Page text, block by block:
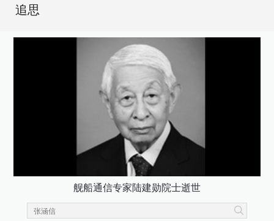
追思
舰船通信专家陆建勋院士逝世